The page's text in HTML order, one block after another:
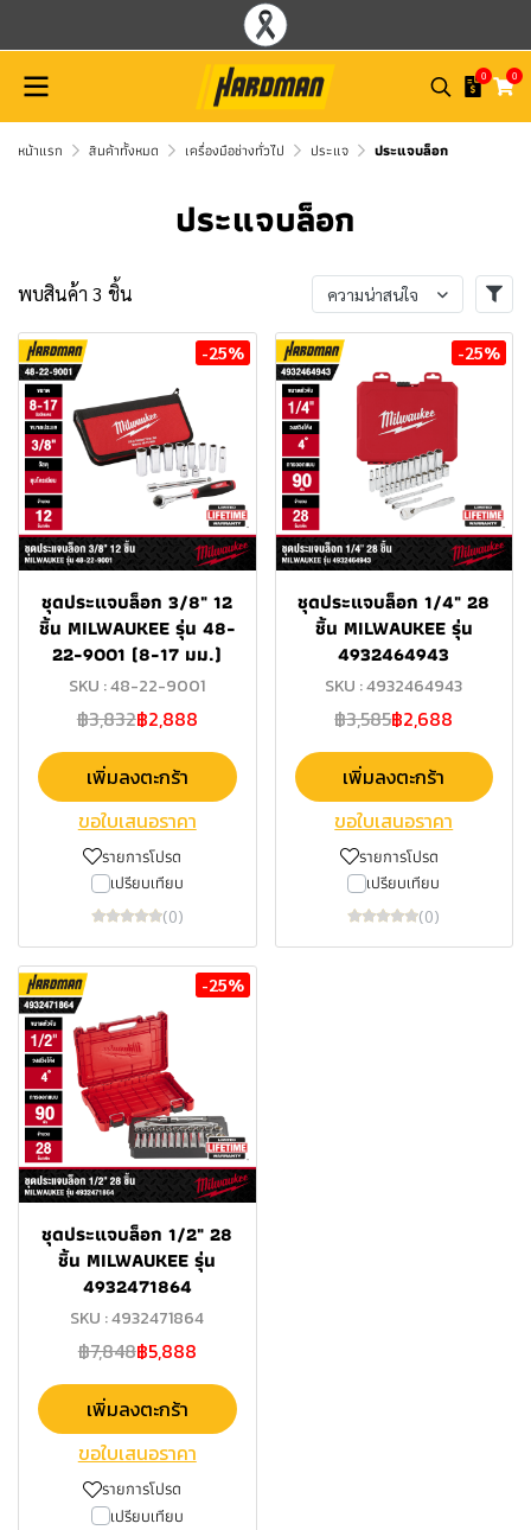
0 0
หน้าแรก สินค้าทั้งหมด เครื่องมือช่างทั่วไป ประแจ ประแจบล็อก
ประแจบล็อก
พบสินค้า 3 ชิ้น ความน่าสนใจ
-25%
ชุดประแจบล็อก 3/8" 12
ชิ้น MILWAUKEE รุ่น 48-
22-9001 (8-17 มม.)
SKU : 48-22-9001
฿3,832฿2,888
เพิ่มลงตะกร้า
ขอใบเสนอราคา
รายการโปรด
เปรียบเทียบ
(0)
-25%
ชุดประแจบล็อก 1/4" 28
ชิ้น MILWAUKEE รุ่น
4932464943
SKU : 4932464943
฿3,585฿2,688
เพิ่มลงตะกร้า
ขอใบเสนอราคา
รายการโปรด
เปรียบเทียบ
(0)
-25%
ชุดประแจบล็อก 1/2" 28
ชิ้น MILWAUKEE รุ่น
4932471864
SKU : 4932471864
฿7,848฿5,888
เพิ่มลงตะกร้า
ขอใบเสนอราคา
รายการโปรด
เปรียบเทียบ